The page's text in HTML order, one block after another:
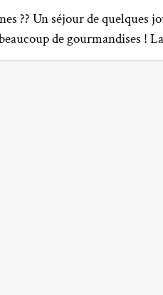
?? Un séjour de quelques
de gourmandises !